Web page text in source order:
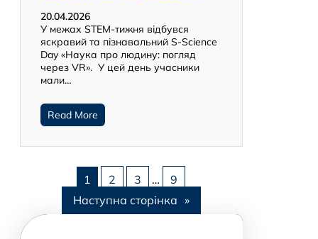
20.04.2026
У межах STEM-тижня відбувся
яскравий та пізнавальний S-Science
Day «Наука про людину: погляд
через VR». У цей день учасники
мали…
Read More
1 2 3 …
9
Наступна сторінка »